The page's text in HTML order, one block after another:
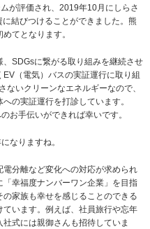
が評価され、2019年10月にしらさ
結びつけることができました。熊
てとなります。
SDGsに繋がる取り組みを継続させ
（電気）バスの実証運行に取り組
いクリーンなエネルギーなので、
の実証運行を打診しています。
お手伝いができれば幸いです。
なりますね。
分離など変化への対応が求められ
幸福度ナンバーワン企業」を目指
家族も幸せを感じることのできる
います。例えば、社員旅行や忘年
式には親御さんも招待していま